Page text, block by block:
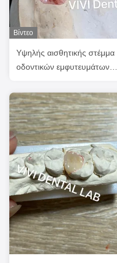
Βίντεο
Υψηλής αισθητικής στέμμα
οδοντικών εμφυτευμάτων /
ISO εγκεκριμένο